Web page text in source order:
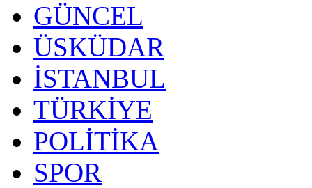
GÜNCEL
ÜSKÜDAR
İSTANBUL
TÜRKİYE
POLİTİKA
SPOR